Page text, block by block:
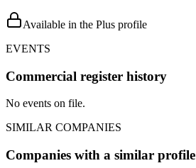
Available in the Plus profile
EVENTS
Commercial register history
No events on file.
SIMILAR COMPANIES
Companies with a similar profile